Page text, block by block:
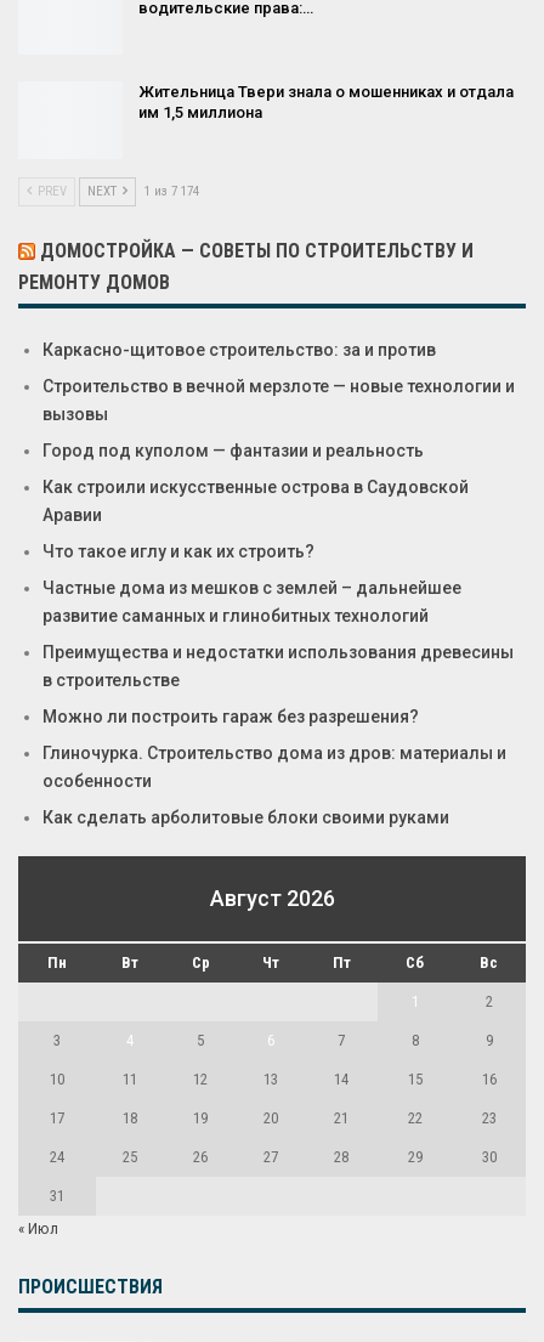
водительские права:…
Жительница Твери знала о мошенниках и отдала
им 1,5 миллиона
PREV NEXT 1 из 7 174
ДОМОСТРОЙКА — СОВЕТЫ ПО СТРОИТЕЛЬСТВУ И
РЕМОНТУ ДОМОВ
Каркасно-щитовое строительство: за и против
Строительство в вечной мерзлоте — новые технологии и
вызовы
Город под куполом — фантазии и реальность
Как строили искусственные острова в Саудовской
Аравии
Что такое иглу и как их строить?
Частные дома из мешков с землей – дальнейшее
развитие саманных и глинобитных технологий
Преимущества и недостатки использования древесины
в строительстве
Можно ли построить гараж без разрешения?
Глиночурка. Строительство дома из дров: материалы и
особенности
Как сделать арболитовые блоки своими руками
Август 2026
Пн Вт Ср Чт Пт Сб Вс
1 2
3 4 5 6 7 8 9
10 11 12 13 14 15 16
17 18 19 20 21 22 23
24 25 26 27 28 29 30
31
« Июл
ПРОИСШЕСТВИЯ